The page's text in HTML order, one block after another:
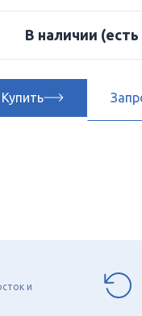
В наличии (есть
Купить
и